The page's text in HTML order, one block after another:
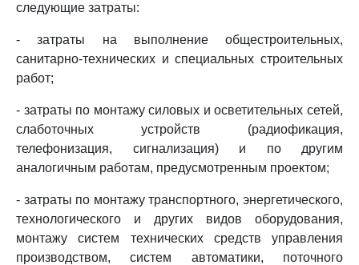
следующие затраты:
- затраты на выполнение общестроительных,
санитарно-технических и специальных строительных
работ;
- затраты по монтажу силовых и осветительных сетей,
слаботочных устройств (радиофикация,
телефонизация, сигнализация) и по другим
аналогичным работам, предусмотренным проектом;
- затраты по монтажу транспортного, энергетического,
технологического и других видов оборудования,
монтажу систем технических средств управления
производством, систем автоматики, поточного